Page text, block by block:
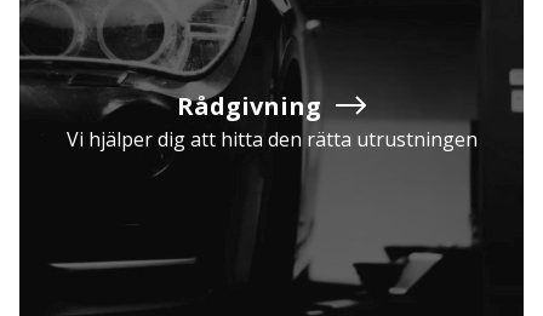
Rådgivning
Vi hjälper dig att hitta den rätta utrustningen